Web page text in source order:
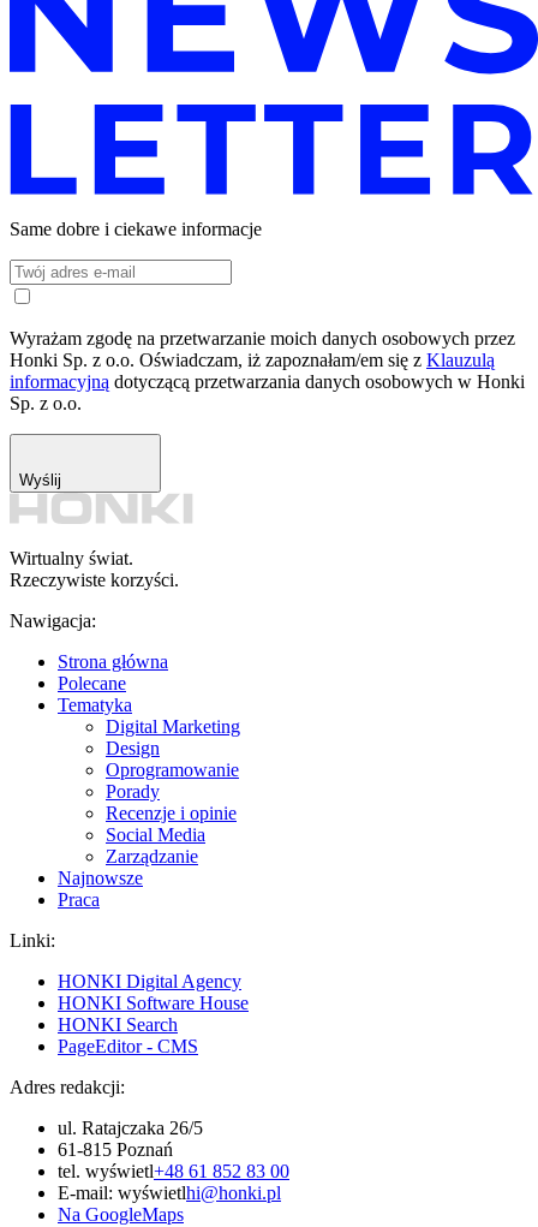
Same dobre i ciekawe informacje
Wyrażam zgodę na przetwarzanie moich danych osobowych przez
Honki Sp. z o.o. Oświadczam, iż zapoznałam/em się z Klauzulą
informacyjną dotyczącą przetwarzania danych osobowych w Honki
Sp. z o.o.
Wyślij
Wirtualny świat.
Rzeczywiste korzyści.
Nawigacja:
Strona główna
Polecane
Tematyka
Digital Marketing
Design
Oprogramowanie
Porady
Recenzje i opinie
Social Media
Zarządzanie
Najnowsze
Praca
Linki:
HONKI Digital Agency
HONKI Software House
HONKI Search
PageEditor - CMS
Adres redakcji:
ul. Ratajczaka 26/5
61-815 Poznań
tel. wyświetl+48 61 852 83 00
E-mail: wyświetlhi@honki.pl
Na GoogleMaps